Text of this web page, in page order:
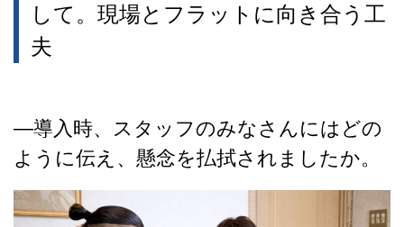
して。現場とフラットに向き合う工
夫
―導入時、スタッフのみなさんにはどの
ように伝え、懸念を払拭されましたか。